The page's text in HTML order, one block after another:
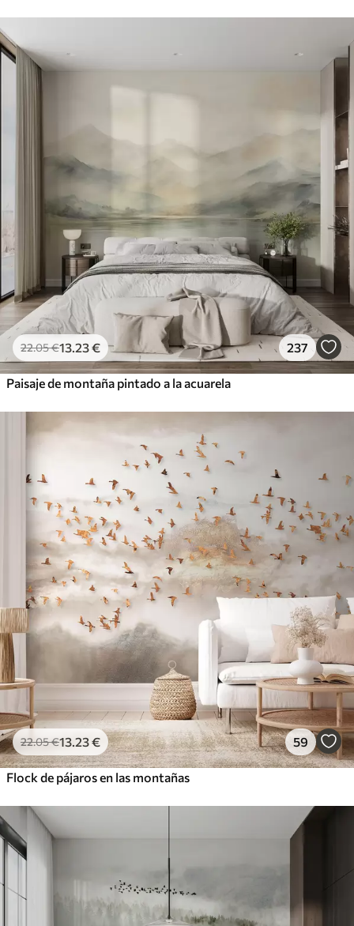
22.05€13.23€ 237
Paisaje de montaña pintado a la acuarela
22.05€13.23€ 59
Flock de pájaros en las montañas